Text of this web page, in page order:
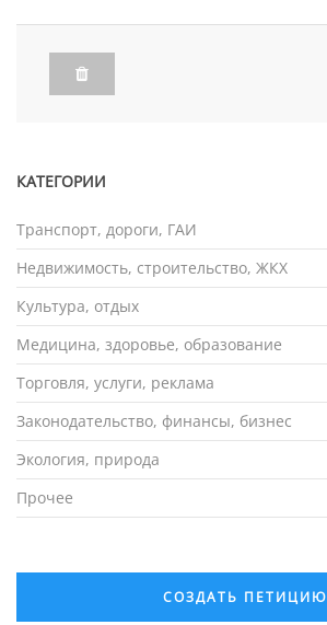
КАТЕГОРИИ
Транспорт, дороги, ГАИ
Недвижимость, строительство, ЖКХ
Культура, отдых
Медицина, здоровье, образование
Торговля, услуги, реклама
Законодательство, финансы, бизнес
Экология, природа
Прочее
СОЗДАТЬ ПЕТИЦИЮ